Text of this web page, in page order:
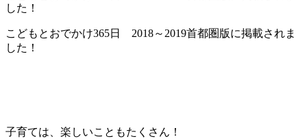
した！
こどもとおでかけ365日 2018～2019首都圏版に掲載されま
した！
子育ては、楽しいこともたくさん！